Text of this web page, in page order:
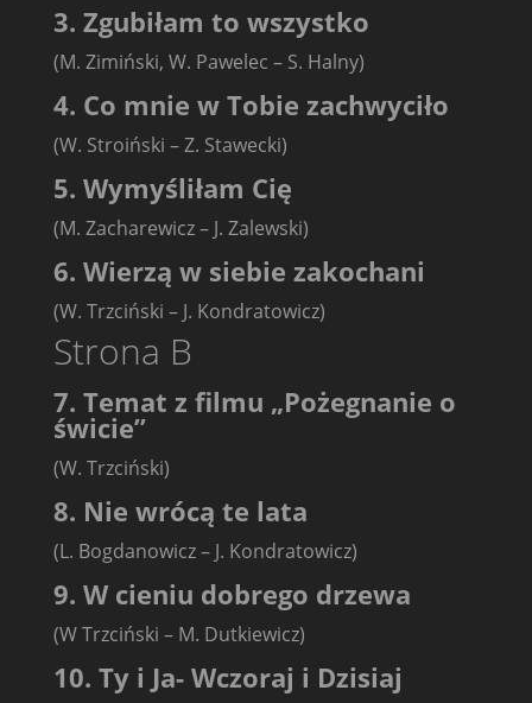
3. Zgubiłam to wszystko
(M. Zimiński, W. Pawelec – S. Halny)
4. Co mnie w Tobie zachwyciło
(W. Stroiński – Z. Stawecki)
5. Wymyśliłam Cię
(M. Zacharewicz – J. Zalewski)
6. Wierzą w siebie zakochani
(W. Trzciński – J. Kondratowicz)
Strona B
7. Temat z filmu „Pożegnanie o
świcie”
(W. Trzciński)
8. Nie wrócą te lata
(L. Bogdanowicz – J. Kondratowicz)
9. W cieniu dobrego drzewa
(W Trzciński – M. Dutkiewicz)
10. Ty i Ja- Wczoraj i Dzisiaj